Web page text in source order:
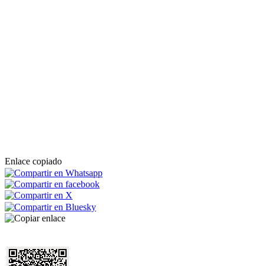
Enlace copiado